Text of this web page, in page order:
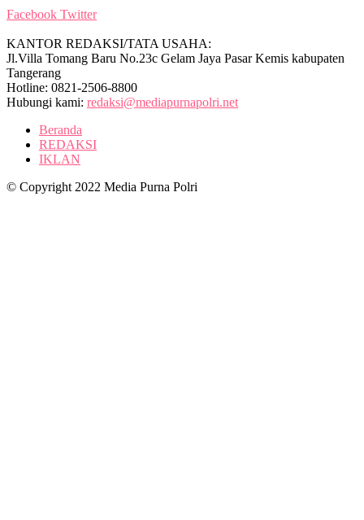
Facebook Twitter
KANTOR REDAKSI/TATA USAHA:
Jl.Villa Tomang Baru No.23c Gelam Jaya Pasar Kemis kabupaten
Tangerang
Hotline: 0821-2506-8800
Hubungi kami: redaksi@mediapurnapolri.net
Beranda
REDAKSI
IKLAN
© Copyright 2022 Media Purna Polri